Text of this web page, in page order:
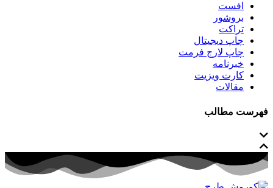
افست
بروشور
تراکت
چاپ دیجیتال
چاپ لارج فرمت
خبرنامه
کارت ویزیت
مقالات
فهرست مطالب